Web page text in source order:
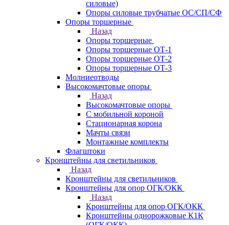
силовые)
Опоры силовые трубчатые ОС/СП/СФ
Опоры торшерные
Назад
Опоры торшерные
Опоры торшерные ОТ-1
Опоры торшерные ОТ-2
Опоры торшерные ОТ-3
Молниеотводы
Высокомачтовые опоры
Назад
Высокомачтовые опоры
С мобильной короной
Стационарная корона
Мачты связи
Монтажные комплекты
Флагштоки
Кронштейны для светильников
Назад
Кронштейны для светильников
Кронштейны для опор ОГК/ОКК
Назад
Кронштейны для опор ОГК/ОКК
Кронштейны однорожковые К1К